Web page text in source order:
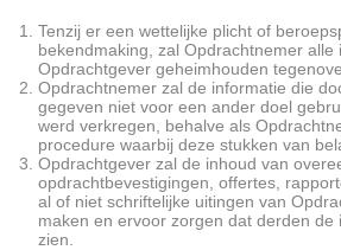
Tenzij er een wettelijke plicht of
bekendmaking, zal Opdrachtnemer alle
Opdrachtgever geheimhouden
Opdrachtnemer zal de informatie die
gegeven niet voor een ander doel
werd verkregen, behalve als
procedure waarbij deze stukken van
Opdrachtgever zal de inhoud van
opdrachtbevestigingen, offertes,
al of niet schriftelijke uitingen van
maken en ervoor zorgen dat derden de
zien.